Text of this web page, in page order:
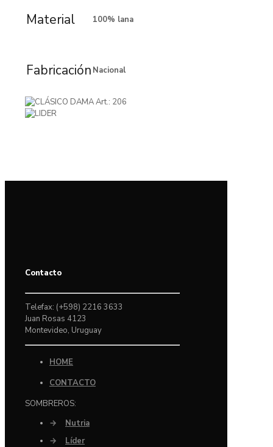
Material 100% lana
Fabricación Nacional
Contacto
Telefax: (+598) 2216 3633
Juan Rosas 4123
Montevideo, Uruguay
HOME
CONTACTO
SOMBREROS:
→
Nutria
→
Líder